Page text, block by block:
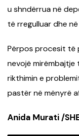
u shndërrua në
të rregulluar dhe
Përpos procesit të
nevojë
rikthimin e
pastër në mënyrë
Anida Murati /